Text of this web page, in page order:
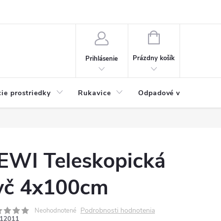
Prihlásenie
NÁKUPNÝ
Prázdny košík
prostriedky Rukavice Odpadové vrecia
Teleskopická
4x100cm
Neohodnotené Podrobnosti hodnotenia
12011